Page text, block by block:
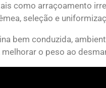
como arraçoamento
seleção e
bem conduzida,
o peso ao